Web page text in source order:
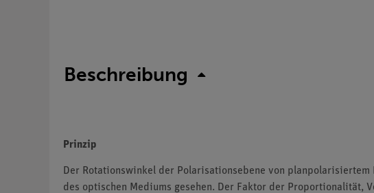
Beschreibung
Prinzip
Der Rotationswinkel der Polarisationsebene von
des optischen Mediums gesehen. Der Faktor der Proportionalität,